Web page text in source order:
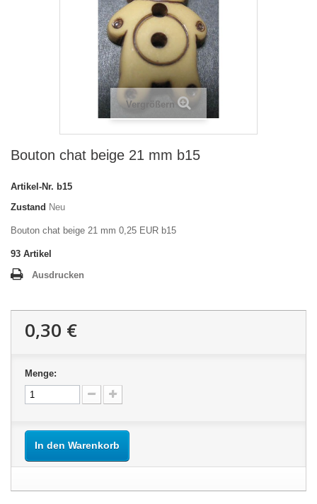
Vergrößern
Bouton chat beige 21 mm b15
Artikel-Nr. b15
Zustand Neu
Bouton chat beige 21 mm 0,25 EUR b15
93 Artikel
Ausdrucken
0,30 €
Menge:
In den Warenkorb